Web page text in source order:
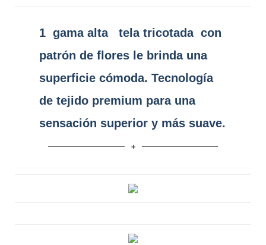
1 gama alta tela tricotada con
patrón de flores le brinda una
superficie cómoda. Tecnología
de tejido premium para una
sensación superior y más suave.